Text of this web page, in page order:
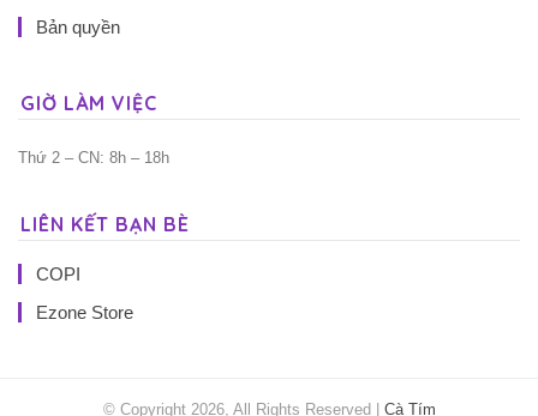
Bản quyền
GIỜ LÀM VIỆC
Thứ 2 – CN: 8h – 18h
LIÊN KẾT BẠN BÈ
COPI
Ezone Store
© Copyright 2026, All Rights Reserved | Cà Tím